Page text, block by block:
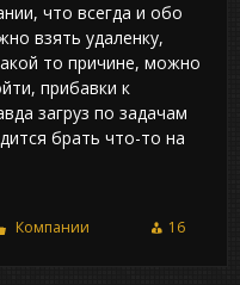
что всегда и обо
взять удаленку,
то причине, можно
прибавки к
загруз по задачам
брать что-то на
Компании 16